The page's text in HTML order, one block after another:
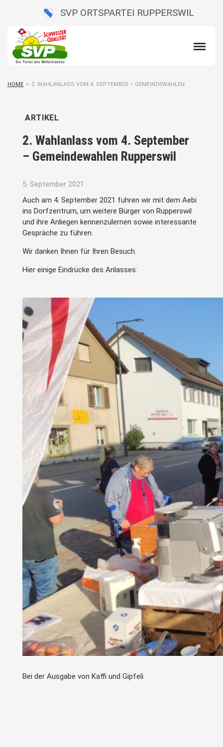
SVP ORTSPARTEI RUPPERSWIL
HOME > 2. WAHLANLASS VOM 4. SEPTEMBER – GEMEINDEWAHLEN...
ARTIKEL
2. Wahlanlass vom 4. September
– Gemeindewahlen Rupperswil
5. September 2021
Auch am 4. September 2021 fuhren wir mit dem Aebi
ins Dorfzentrum, um weitere Bürger von Rupperswil
und ihre Anliegen kennenzulernen sowie interessante
Gespräche zu führen.
Wir danken Ihnen für Ihren Besuch.
Hier einige Eindrücke des Anlasses:
Bei der Ausgabe von Kaffi und Gipfeli.